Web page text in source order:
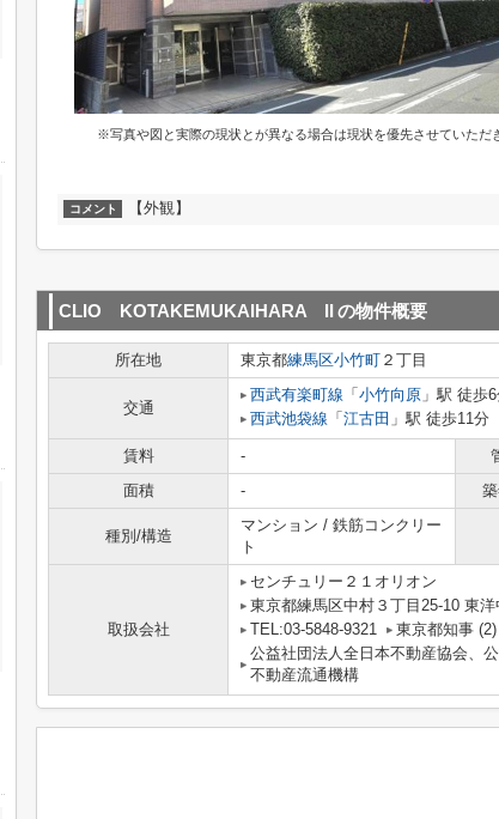
※写真や図と実際の現状とが異なる場合は現状を優先させていただ
コメント 【外観】
CLIO KOTAKEMUKAIHARA II の物件概要
所在地 東京都練馬区小竹町 ２丁目
交通
西武有楽町線 「 小竹向原 」駅 徒歩
西武池袋線 「 江古田 」駅 徒歩11分
賃料 -
面積
-
種別/構造
マンション / 鉄筋コンクリー
ト
取扱会社
センチュリー２１オリオン
東京都練馬区中村３丁目25-10 東
TEL:03-5848-9321
東京都知事
公益社団法人全日本不動産協会、
不動産流通機構